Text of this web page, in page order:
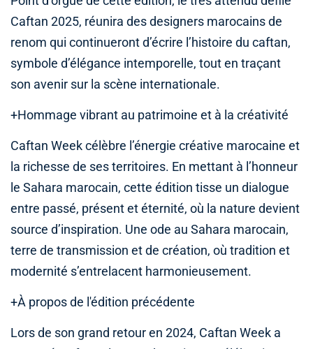
Caftan 2025, réunira des designers marocains de
renom qui continueront d’écrire l’histoire du caftan,
symbole d’élégance intemporelle, tout en traçant
son avenir sur la scène internationale.
+Hommage vibrant au patrimoine et à la créativité
Caftan Week célèbre l’énergie créative marocaine et
la richesse de ses territoires. En mettant à l’honneur
le Sahara marocain, cette édition tisse un dialogue
entre passé, présent et éternité, où la nature devient
source d’inspiration. Une ode au Sahara marocain,
terre de transmission et de création, où tradition et
modernité s’entrelacent harmonieusement.
+À propos de l'édition précédente
Lors de son grand retour en 2024, Caftan Week a